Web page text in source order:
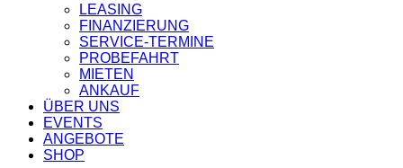
LEASING
FINANZIERUNG
SERVICE-TERMINE
PROBEFAHRT
MIETEN
ANKAUF
ÜBER UNS
EVENTS
ANGEBOTE
SHOP